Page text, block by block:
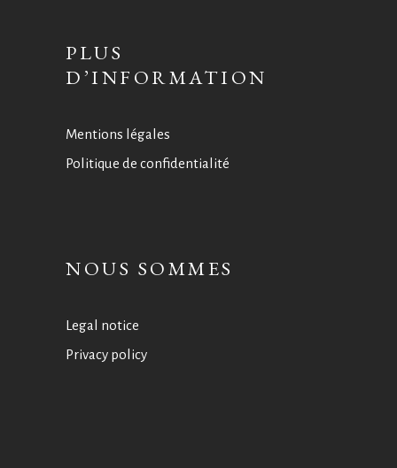
PLUS
D’INFORMATION
Mentions légales
Politique de confidentialité
NOUS SOMMES
Legal notice
Privacy policy